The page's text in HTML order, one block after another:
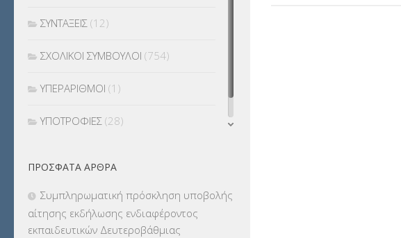
ΣΥΝΤΑΞΕΙΣ (12)
ΣΧΟΛΙΚΟΙ ΣΥΜΒΟΥΛΟΙ (754)
ΥΠΕΡΑΡΙΘΜΟΙ (1)
ΥΠΟΤΡΟΦΙΕΣ (28)
ΠΡΌΣΦΑΤΑ ΆΡΘΡΑ
Συμπληρωματική πρόσκληση υποβολής
αίτησης εκδήλωσης ενδιαφέροντος
εκπαιδευτικών Δευτεροβάθμιας